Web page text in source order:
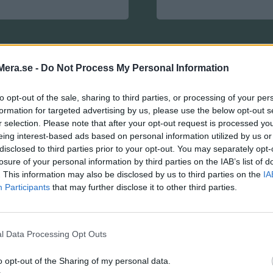
- Do Not Process My Personal Information
opt-out of the sale, sharing to third parties, or processing of your
for targeted advertising by us, please use the below opt-out
selection. Please note that after your opt-out request is processed
interest-based ads based on personal information utilized by us
to third parties prior to your opt-out. You may separately
of your personal information by third parties on the IAB’s list of
This information may also be disclosed by us to third parties on the
Participants that may further disclose it to other third parties.
Data Processing Opt Outs
opt-out of the Sharing of my personal data.
Beräkna
Här kan du räkna ut
ett föremål i form av en
med fyrkantig botten,
exempel...till
volymen av en
Beräkna